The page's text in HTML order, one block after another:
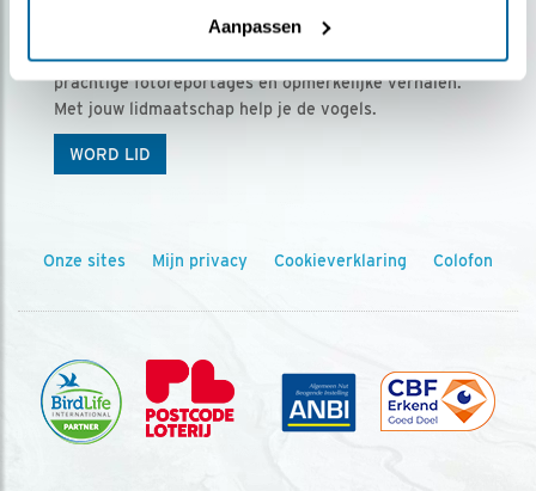
Aanpassen
Ontvang 5 x Vogels voor € 36,00 per jaar
Vogels is het tijdschrift voor onze leden, met
prachtige fotoreportages en opmerkelijke verhalen.
Met jouw lidmaatschap help je de vogels.
WORD LID
Onze sites Mijn privacy Cookieverklaring Colofon